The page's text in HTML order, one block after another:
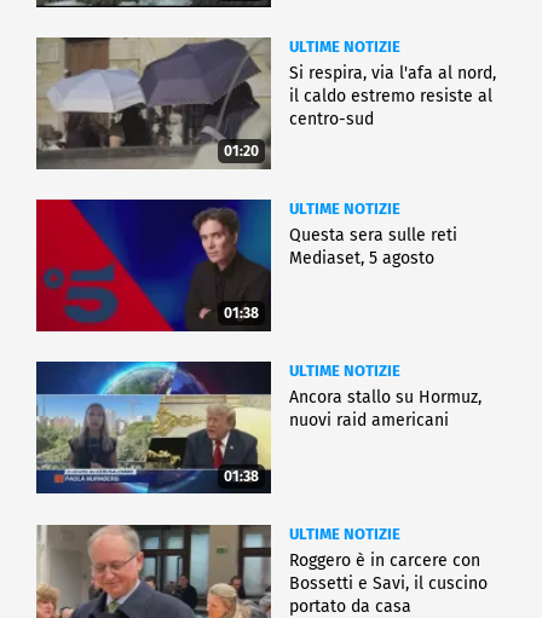
01:20
ULTIME NOTIZIE
Si respira, via l'afa al nord,
il caldo estremo resiste al
centro-sud
01:38
ULTIME NOTIZIE
Questa sera sulle reti
Mediaset, 5 agosto
01:38
ULTIME NOTIZIE
Ancora stallo su Hormuz,
nuovi raid americani
ULTIME NOTIZIE
Roggero è in carcere con
Bossetti e Savi, il cuscino
portato da casa